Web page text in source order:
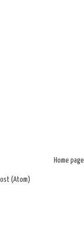
Home page
(Atom)